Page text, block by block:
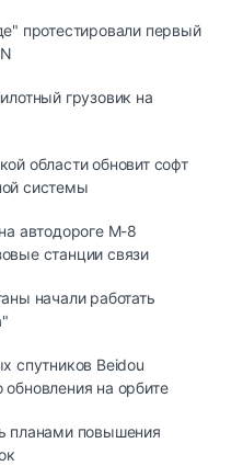
протестировали первый
грузовик на
области обновит софт
системы
автодороге М-8
станции связи
начали работать
спутников Beidou
на орбите
планами повышения